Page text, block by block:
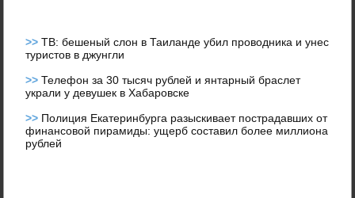
>>ТВ: бешеный слон в Таиланде убил проводника и унес
туристов в джунгли
>>Телефон за 30 тысяч рублей и янтарный браслет
украли у девушек в Хабаровске
>> Полиция Екатеринбурга разыскивает пострадавших от
финансовой пирамиды: ущерб составил более миллиона
рублей